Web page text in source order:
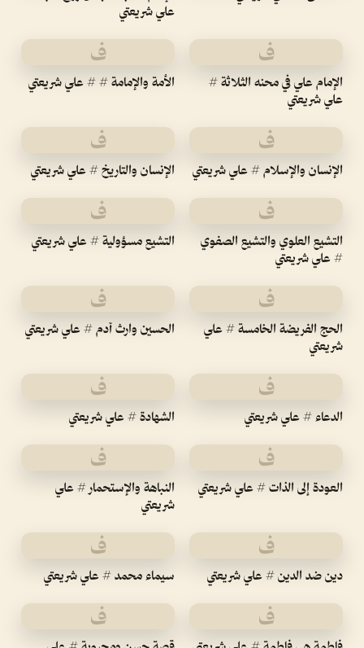
علي شريعتي
ف
الإمام علي في محنه الثلاثة #
علي شريعتي
ف
الأمة والإمامة # # علي شريعتي
ف
الإنسان والإسلام # علي شريعتي
ف
الإنسان والتاريخ # علي شريعتي
ف
التشيع العلوي والتشيع الصفوي
# علي شريعتي
ف
التشيع مسؤولية # علي شريعتي
ف
الحج الفريضة الخامسة # علي
شريعتي
ف
الحسين وارث آدم # علي شريعتي
ف
الدعاء # علي شريعتي
ف
الشهادة # علي شريعتي
ف
العودة إلى الذات # علي شريعتي
ف
النباهة والإستحمار # علي
شريعتي
ف
دين ضد الدين # علي شريعتي
ف
سيماء محمد # علي شريعتي
ف ف